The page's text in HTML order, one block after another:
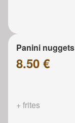
Panini nuggets
8.50 €
+ frites